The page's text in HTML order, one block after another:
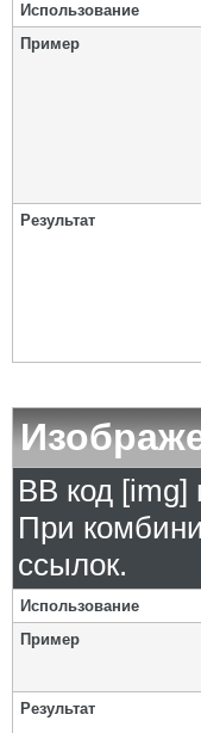
Использование
Пример
Результат
BB код
При
ссылок.
Использование
Пример
Результат